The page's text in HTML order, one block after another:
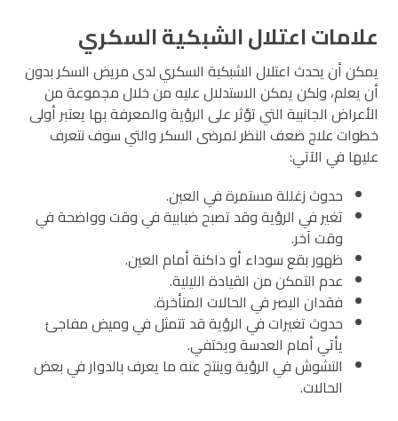
علامات اعتلال الشبكية السكري
يمكن أن يحدث اعتلال الشبكية السكري لدى مريض السكر بدون
أن يعلم، ولكن يمكن الاستدلال عليه من خلال مجموعة من
الأعراض الجانبية التي تؤثر على الرؤية والمعرفة بها يعتبر أولى
خطوات علاج ضعف النظر لمرضى السكر والتي سوف نتعرف
عليها في الآتي:
حدوث زغللة مستمرة في العين.
تغير في الرؤية وقد تصبح ضبابية في وقت وواضحة في
وقت آخر.
ظهور بقع سوداء أو داكنة أمام العين.
عدم التمكن من القيادة الليلية.
فقدان البصر في الحالات المتأخرة.
حدوث تغيرات في الرؤية قد تتمثل في وميض مفاجئ
يأتي أمام العدسة ويختفي.
التشوش في الرؤية وينتج عنه ما يعرف بالدوار في بعض
الحالات.